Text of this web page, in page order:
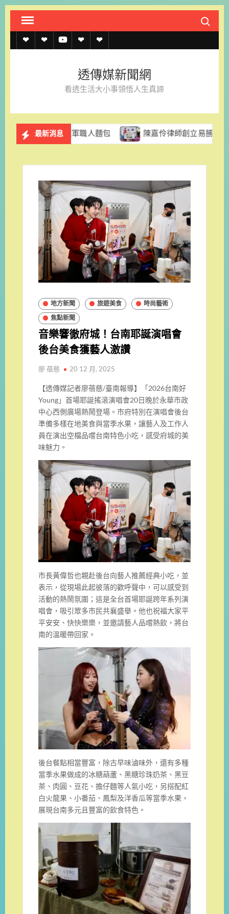
Skip
content
Search
透
約
透
上
記
單
透 聯
我
官
LINE
透傳媒新聞網
看透生活大小事領悟人生真諦
最新消息
軍職人麵包 陳嘉伶律師創立易勝法律事務所 以專業與
地方新聞 旅遊美食
時尚藝術
焦點新聞
音樂響徹府城！台南耶誕演唱會
後台美食獲藝人激讚
廖 蓓慈 20 12 月, 2025
【透傳媒記者廖蓓慈/臺南報導】「2026台南好
Young」首場耶誕搖滾演唱會20日晚於永華市政
中心西側廣場熱鬧登場。市府特別在演唱會後台
準備多樣在地美食與當季水果，讓藝人及工作人
員在演出空檔品嚐台南特色小吃，感受府城的美
味魅力。
市長黃偉哲也親赴後台向藝人推薦經典小吃，並
表示，從現場此起彼落的歡呼聲中，可以感受到
活動的熱鬧氛圍；這是全台首場耶誕跨年系列演
唱會，吸引眾多市民共襄盛舉。他也祝福大家平
平安安、快快樂樂，並邀請藝人品嚐熱飲，將台
南的溫暖帶回家。
後台餐點相當豐富，除古早味滷味外，還有多種
當季水果做成的冰糖葫蘆、黑糖珍珠奶茶、黑豆
茶、肉圓、豆花、擔仔麵等人氣小吃，另搭配紅
白火龍果、小番茄、鳳梨及洋香瓜等當季水果，
展現台南多元且豐富的飲食特色。